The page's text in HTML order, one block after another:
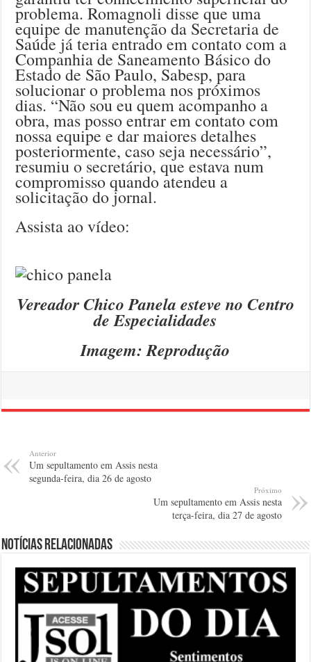
problema. Romagnoli disse que uma
equipe de manutenção da Secretaria de
Saúde já teria entrado em contato com a
Companhia de Saneamento Básico do
Estado de São Paulo, Sabesp, para
solucionar o problema nos próximos
dias. “Não sou eu quem acompanho a
obra, mas posso entrar em contato com
nossa equipe e dar maiores detalhes
posteriormente, caso seja necessário”,
resumiu o secretário, que estava num
compromisso quando atendeu a
solicitação do jornal.
Assista ao vídeo:
Vereador Chico Panela esteve no Centro
de Especialidades
Imagem: Reprodução
Anterior
Um sepultamento em Assis nesta
segunda-feira, dia 26 de agosto
Próximo
Um sepultamento em Assis nesta
terça-feira, dia 27 de agosto
Notícias relacionadas